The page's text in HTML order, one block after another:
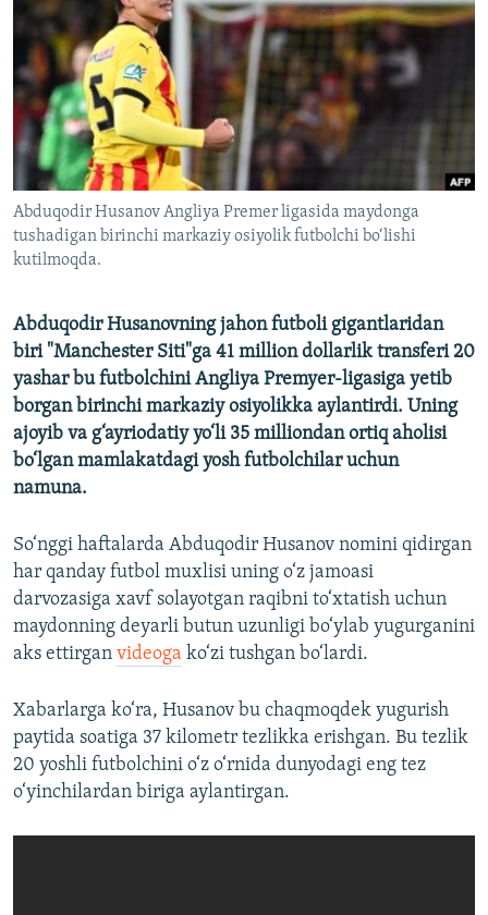
Abduqodir Husanov Angliya Premer ligasida maydonga
tushadigan birinchi markaziy osiyolik futbolchi bo‘lishi
kutilmoqda.
Abduqodir Husanovning jahon futboli gigantlaridan
biri "Manchester Siti"ga 41 million dollarlik transferi 20
yashar bu futbolchini Angliya Premyer-ligasiga yetib
borgan birinchi markaziy osiyolikka aylantirdi. Uning
ajoyib va g‘ayriodatiy yo‘li 35 milliondan ortiq aholisi
bo‘lgan mamlakatdagi yosh futbolchilar uchun
namuna.
So‘nggi haftalarda Abduqodir Husanov nomini qidirgan
har qanday futbol muxlisi uning o‘z jamoasi
darvozasiga xavf solayotgan raqibni to‘xtatish uchun
maydonning deyarli butun uzunligi bo‘ylab yugurganini
aks ettirgan videoga ko‘zi tushgan bo‘lardi.
Xabarlarga ko‘ra, Husanov bu chaqmoqdek yugurish
paytida soatiga 37 kilometr tezlikka erishgan. Bu tezlik
20 yoshli futbolchini o‘z o‘rnida dunyodagi eng tez
o‘yinchilardan biriga aylantirgan.